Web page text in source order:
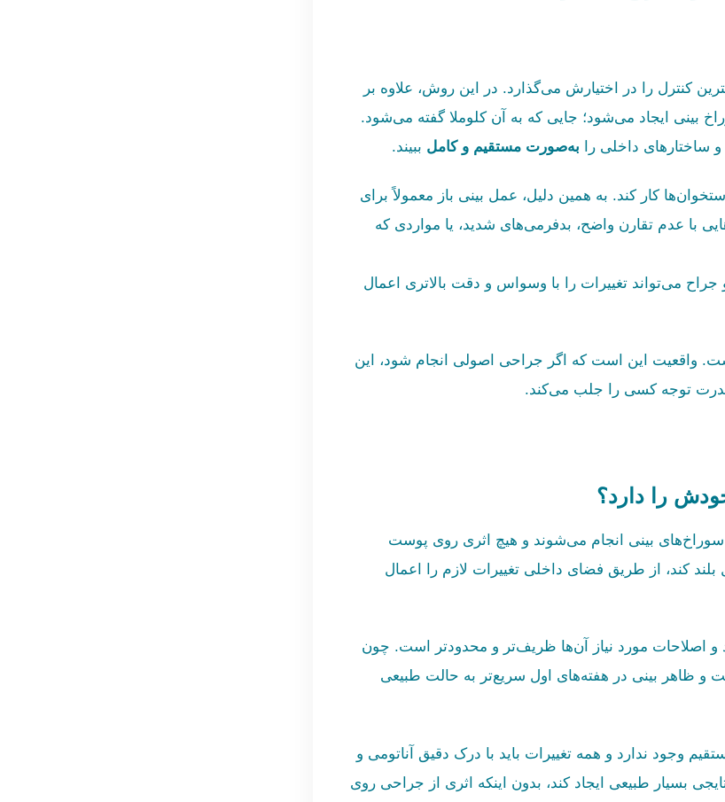
کنترل را در اختیارش می‌گذارد. در این روش، علاوه بر
ایجاد می‌شود؛ جایی که به آن کلوملا گفته می‌شود.
ساختارهای داخلی را به‌صورت مستقیم و کامل ببیند.
کار کند. به همین دلیل، عمل بینی باز معمولاً برای
با عدم تقارن واضح، بدفرمی‌های شدید، یا مواردی که
می‌تواند تغییرات را با وسواس و دقت بالاتری اعمال
واقعیت این است که اگر جراحی اصولی انجام شود، این
توجه کسی را جلب می‌کند.
را دارد؟
بینی انجام می‌شوند و هیچ اثری روی پوست
کند، از طریق فضای داخلی تغییرات لازم را اعمال
و اصلاحات مورد نیاز آن‌ها ظریف‌تر و محدودتر است. چون
و ظاهر بینی در هفته‌های اول سریع‌تر به حالت طبیعی
وجود ندارد و همه تغییرات باید با درک دقیق آناتومی و
طبیعی ایجاد کند، بدون اینکه اثری از جراحی روی